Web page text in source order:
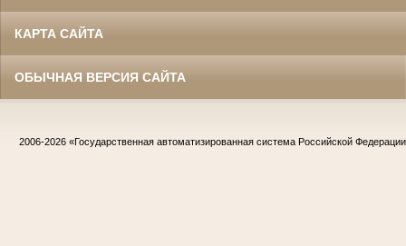
КАРТА САЙТА
ОБЫЧНАЯ ВЕРСИЯ САЙТА
2006-2026 «Государственная автоматизированная система Российской